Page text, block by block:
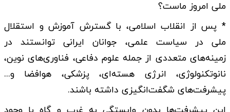
ملی امروز ماست؟
* پس از انقلاب اسلامی، با گسترش آموزش و استقلال
ملی در سیاست علمی، جوانان ایرانی توانستند در
زمینه‌های متعددی از جمله علوم دفاعی، فناوری‌های نوین،
نانوتکنولوژی، انرژی هسته‌ای، پزشکی، هوافضا و...
پیشرفت‌های شگفت‌انگیزی داشته باشند.